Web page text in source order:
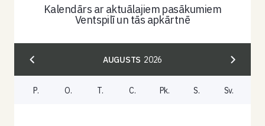
Kalendārs ar aktuālajiem pasākumiem
Ventspilī un tās apkārtnē
AUGUSTS 2026
P. O. T. C. Pk. S. Sv.